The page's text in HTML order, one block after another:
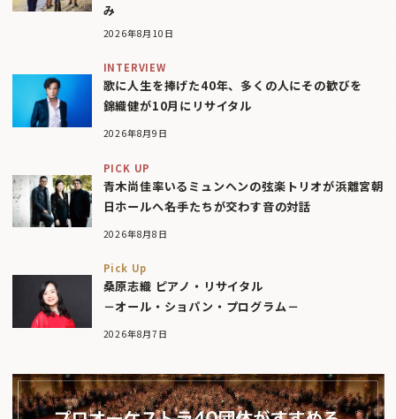
み
2026年8月10日
INTERVIEW
歌に人生を捧げた40年、多くの人にその歓びを
錦織健が10月にリサイタル
2026年8月9日
PICK UP
青木尚佳率いるミュンヘンの弦楽トリオが浜離宮朝
日ホールへ――名手たちが交わす音の対話
2026年8月8日
Pick Up
桑原志織 ピアノ・リサイタル
－オール・ショパン・プログラム－
2026年8月7日